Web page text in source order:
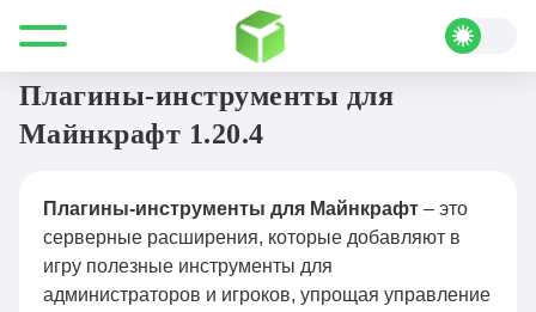
Все для Minecraft Плагины Инструменты
Плагины-инструменты для
Майнкрафт 1.20.4
Плагины-инструменты для Майнкрафт – это
серверные расширения, которые добавляют в
игру полезные инструменты для
администраторов и игроков, упрощая управление